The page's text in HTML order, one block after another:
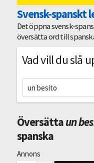
Svensk-spanskt
Det öppna svensk-
översätta ord till
Vad vill du slå
Översättaun
spanska
Annons